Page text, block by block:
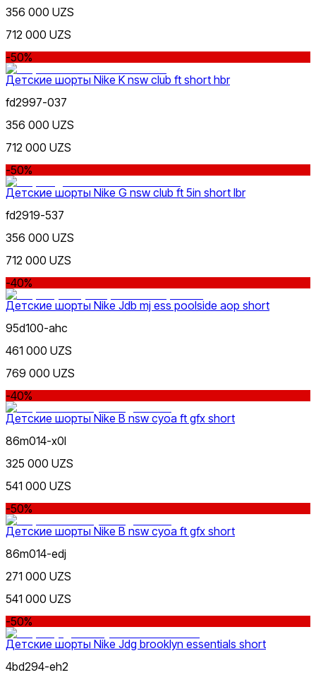
356 000 UZS
712 000 UZS
-50%
Детские шорты Nike K nsw club ft short hbr
fd2997-037
356 000 UZS
712 000 UZS
-50%
Детские шорты Nike G nsw club ft 5in short lbr
fd2919-537
356 000 UZS
712 000 UZS
-40%
Детские шорты Nike Jdb mj ess poolside aop short
95d100-ahc
461 000 UZS
769 000 UZS
-40%
Детские шорты Nike B nsw cyoa ft gfx short
86m014-x0l
325 000 UZS
541 000 UZS
-50%
Детские шорты Nike B nsw cyoa ft gfx short
86m014-edj
271 000 UZS
541 000 UZS
-50%
Детские шорты Nike Jdg brooklyn essentials short
4bd294-eh2